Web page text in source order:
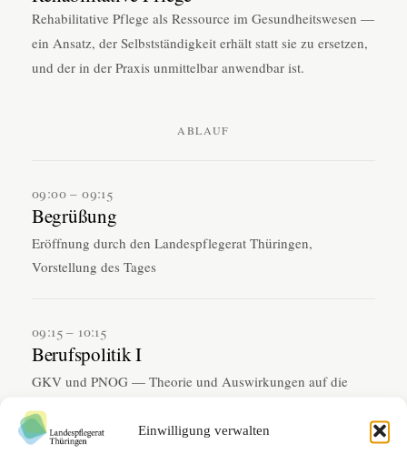
Einwilligung verwalten
Rehabilitative Pflege als Ressource im Gesundheitswesen —
ein Ansatz, der Selbstständigkeit erhält statt sie zu ersetzen,
und der in der Praxis unmittelbar anwendbar ist.
ABLAUF
09:00 – 09:15
Begrüßung
Eröffnung durch den Landespflegerat Thüringen,
Vorstellung des Tages
09:15 – 10:15
Berufspolitik I
GKV und PNOG — Theorie und Auswirkungen auf die